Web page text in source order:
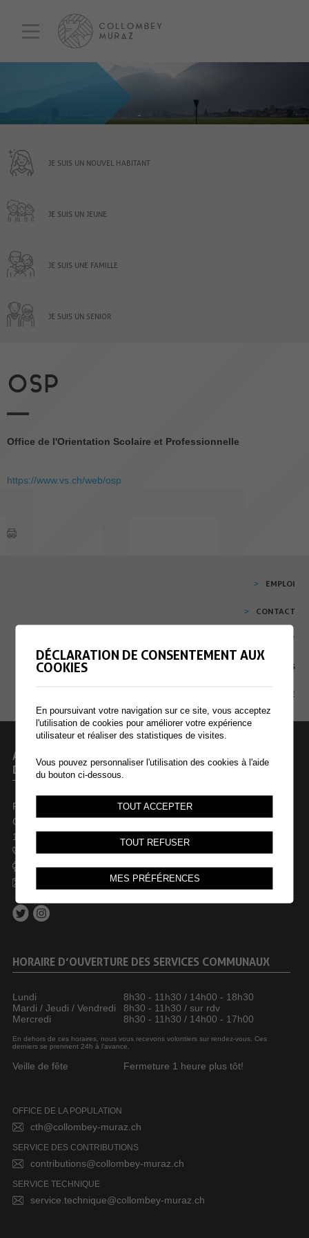
JE SUIS UN NOUVEL HABITANT
JE SUIS UN JEUNE
JE SUIS UNE FAMILLE
JE SUIS UN SENIOR
OSP
Office de l'Orientation Scolaire et Professionnelle
https://www.vs.ch/web/osp
EMPLOI
CONTACT
EXTRANET
MENTIONS LÉGALES
PLAN DU SITE
ADMINISTRATION COMMUNALE
DE COLLOMBEY-MURAZ
Rue des Dents-du-Midi 44
Case postale 246
1868 Collombey
+41 24 473 61 61
+41 24 473 61 69
commune@collombey-muraz.ch
HORAIRE D’OUVERTURE DES SERVICES COMMUNAUX
Lundi
8h30 - 11h30 / 14h00 - 18h30
Mardi / Jeudi / Vendredi
8h30 - 11h30 / sur rdv
Mercredi
8h30 - 11h30 / 14h00 - 17h00
En dehors de ces horaires, nous vous recevons volontiers sur rendez-vous. Ces
derniers se prennent 24h à l’avance.
Veille de fête Fermeture 1 heure plus tôt!
OFFICE DE LA POPULATION
cth@collombey-muraz.ch
SERVICE DES CONTRIBUTIONS
contributions@collombey-muraz.ch
SERVICE TECHNIQUE
service.technique@collombey-muraz.ch
DÉCLARATION DE CONSENTEMENT AUX
COOKIES
En poursuivant votre navigation sur ce site, vous acceptez
l'utilisation de cookies pour améliorer votre expérience
utilisateur et réaliser des statistiques de visites.
Vous pouvez personnaliser l'utilisation des cookies à l'aide
du bouton ci-dessous.
TOUT ACCEPTER
TOUT REFUSER
MES PRÉFÉRENCES